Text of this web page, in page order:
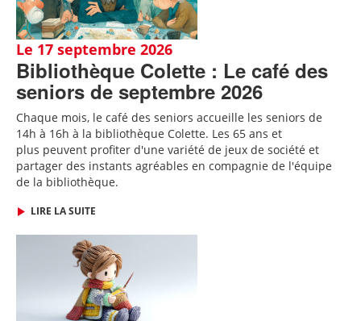
Le 17 septembre 2026
Bibliothèque Colette : Le café des
seniors de septembre 2026
Chaque mois, le café des seniors accueille les seniors de
14h à 16h à la bibliothèque Colette. Les 65 ans et
plus peuvent profiter d'une variété de jeux de société et
partager des instants agréables en compagnie de l'équipe
de la bibliothèque.
LIRE LA SUITE